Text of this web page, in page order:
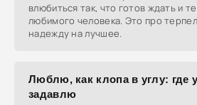
влюбиться так, что готов ждать и
любимого человека. Это про
надежду на лучшее.
Люблю, как клопа в углу: где
задавлю